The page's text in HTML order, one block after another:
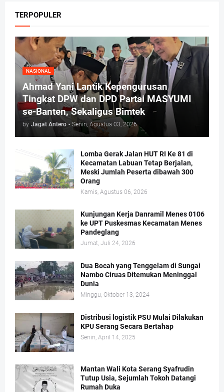
TERPOPULER
NASIONAL
Ahmad Yani Lantik Kepengurusan
Tingkat DPW dan DPD Partai MASYUMI
se-Banten, Sekaligus Bimtek
by Jagat Antero - Senin, Agustus 03, 2026
Lomba Gerak Jalan HUT RI Ke 81 di
Kecamatan Labuan Tetap Berjalan,
Meski Jumlah Peserta dibawah 300
Orang
Kamis, Agustus 06, 2026
Kunjungan Kerja Danramil Menes 0106
ke UPT Puskesmas Kecamatan Menes
Pandeglang
Jumat, Juli 24, 2026
Dua Bocah yang Tenggelam di Sungai
Nambo Ciruas Ditemukan Meninggal
Dunia
Minggu, Oktober 13, 2024
Distribusi logistik PSU Mulai Dilakukan
KPU Serang Secara Bertahap
Senin, April 14, 2025
Mantan Wali Kota Serang Syafrudin
Tutup Usia, Sejumlah Tokoh Datangi
Rumah Duka